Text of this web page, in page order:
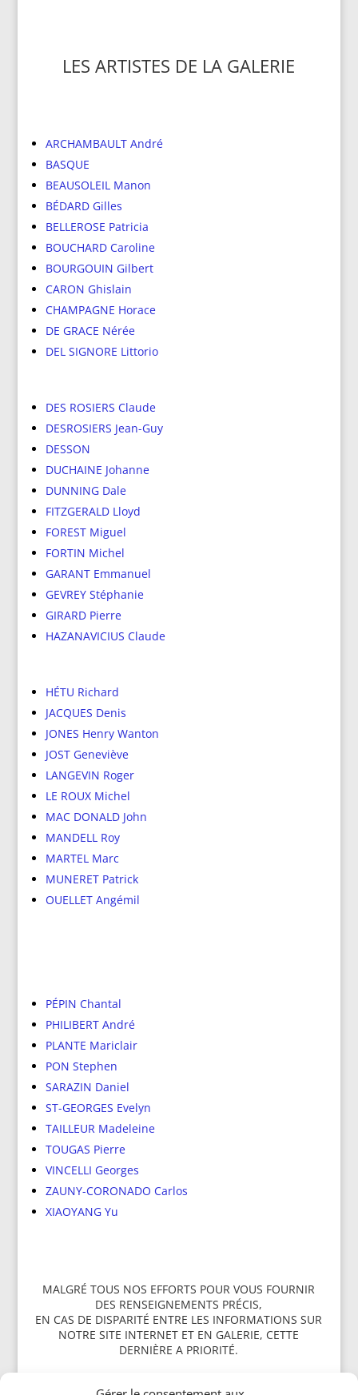
LES ARTISTES DE LA GALERIE
ARCHAMBAULT André
BASQUE
BEAUSOLEIL Manon
BÉDARD Gilles
BELLEROSE Patricia
BOUCHARD Caroline
BOURGOUIN Gilbert
CARON Ghislain
CHAMPAGNE Horace
DE GRACE Nérée
DEL SIGNORE Littorio
DES ROSIERS Claude
DESROSIERS Jean-Guy
DESSON
DUCHAINE Johanne
DUNNING Dale
FITZGERALD Lloyd
FOREST Miguel
FORTIN Michel
GARANT Emmanuel
GEVREY Stéphanie
GIRARD Pierre
HAZANAVICIUS Claude
HÉTU Richard
JACQUES Denis
JONES Henry Wanton
JOST Geneviève
LANGEVIN Roger
LE ROUX Michel
MAC DONALD John
MANDELL Roy
MARTEL Marc
MUNERET Patrick
OUELLET Angémil
PÉPIN Chantal
PHILIBERT André
PLANTE Mariclair
PON Stephen
SARAZIN Daniel
ST-GEORGES Evelyn
TAILLEUR Madeleine
TOUGAS Pierre
VINCELLI Georges
ZAUNY-CORONADO Carlos
XIAOYANG Yu
MALGRÉ TOUS NOS EFFORTS POUR VOUS FOURNIR
DES RENSEIGNEMENTS PRÉCIS,
EN CAS DE DISPARITÉ ENTRE LES INFORMATIONS SUR
NOTRE SITE INTERNET ET EN GALERIE, CETTE
DERNIÈRE A PRIORITÉ.